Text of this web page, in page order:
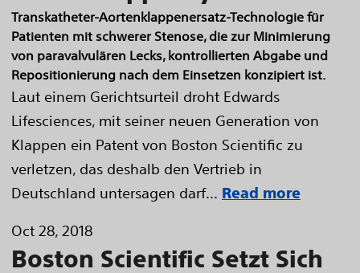
Transkatheter-Aortenklappenersatz-Technologie für
Patienten mit schwerer Stenose, die zur Minimierung
von paravalvulären Lecks, kontrollierten Abgabe und
Repositionierung nach dem Einsetzen konzipiert ist.
Laut einem Gerichtsurteil droht Edwards
Lifesciences, mit seiner neuen Generation von
Klappen ein Patent von Boston Scientific zu
verletzen, das deshalb den Vertrieb in
Deutschland untersagen darf... Read more
Oct 28, 2018
Boston Scientific Setzt Sich